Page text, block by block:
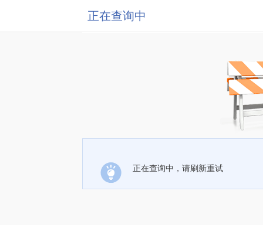
正在查询中
正在查询中，请刷新重试